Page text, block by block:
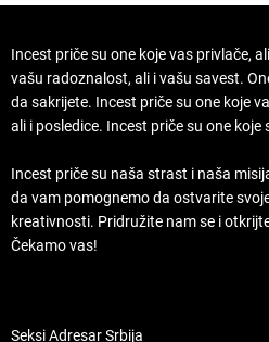
Incest priče su one koje vas privlače,
vašu radoznalost, ali i vašu savest.
da sakrijete. Incest priče su one koje
ali i posledice. Incest priče su one koje
Incest priče su naša strast i naša
da vam pomognemo da ostvarite
kreativnosti. Pridružite nam se i
Čekamo vas!
Seksi Adresar Srbija